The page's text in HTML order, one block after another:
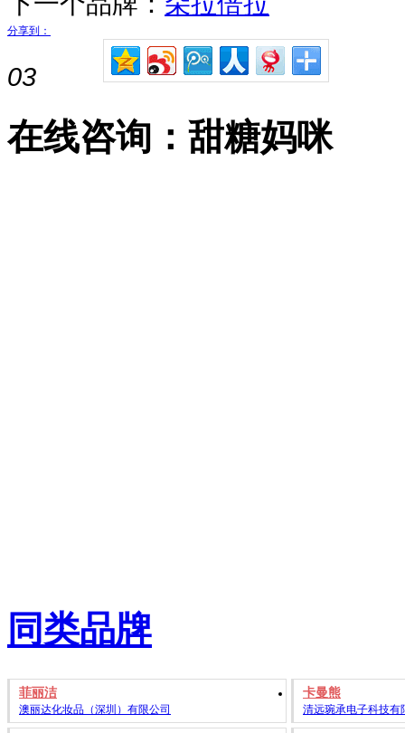
分享到：
03
在线咨询：甜糖妈咪
同类品牌
菲丽洁
澳丽达化妆品（深圳）有限公司
卡曼熊
清远琬承电子科技有